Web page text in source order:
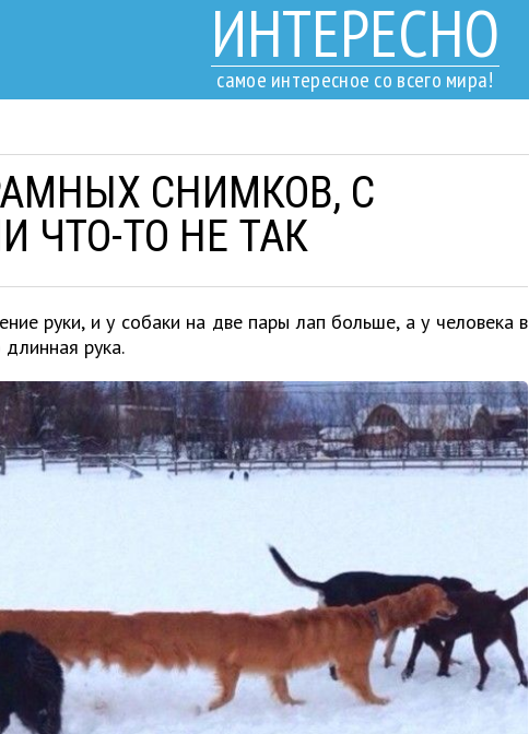
ИНТЕРЕСНО
самое интересное со всего мира!
СНИМКОВ, С
ЧТО-ТО НЕ ТАК
руки, и у собаки на две пары лап больше, а у человека в
длинная рука.